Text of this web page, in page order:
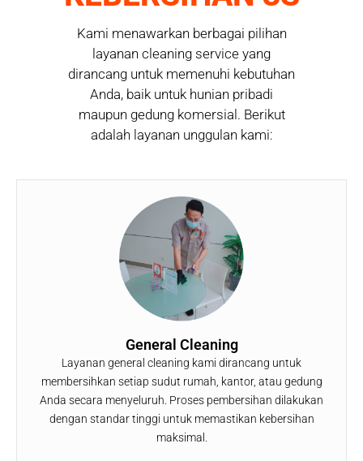
Kami menawarkan berbagai pilihan
layanan cleaning service yang
dirancang untuk memenuhi kebutuhan
Anda, baik untuk hunian pribadi
maupun gedung komersial. Berikut
adalah layanan unggulan kami:
General Cleaning
Layanan general cleaning kami dirancang untuk
membersihkan setiap sudut rumah, kantor, atau gedung
Anda secara menyeluruh. Proses pembersihan dilakukan
dengan standar tinggi untuk memastikan kebersihan
maksimal.